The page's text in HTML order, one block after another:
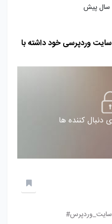
وردپرسی خود داشته با
دنبال کننده ها